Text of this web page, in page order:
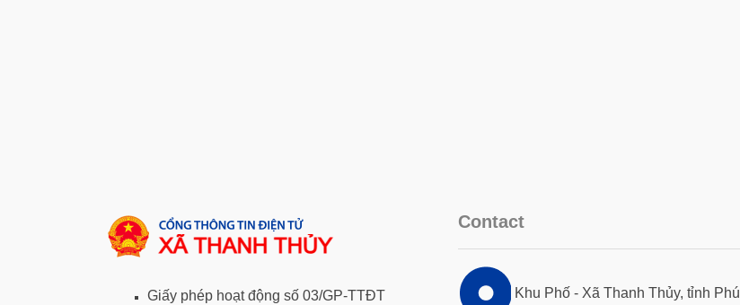
Giấy phép hoạt động số 03/GP-TTĐT
Contact
Khu Phố - Xã Thanh Thủy, tỉnh Phú